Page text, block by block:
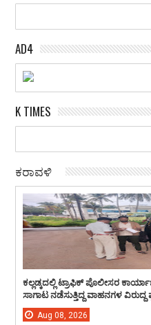
AD4
K TIMES
ಕರಾವಳಿ
ಕಲ್ಲಡ್ಕದಲ್ಲಿ ಟ್ರಾಫಿಕ್ ಪೊಲೀಸರ
ಸಾಗಾಟ ನಡೆಸುತ್ತಿದ್ದ ವಾಹನಗಳ
Aug 08, 2026